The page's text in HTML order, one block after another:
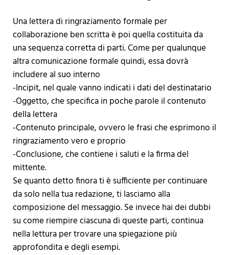
Una lettera di ringraziamento formale per
collaborazione ben scritta è poi quella costituita da
una sequenza corretta di parti. Come per qualunque
altra comunicazione formale quindi, essa dovrà
includere al suo interno
-Incipit, nel quale vanno indicati i dati del destinatario
-Oggetto, che specifica in poche parole il contenuto
della lettera
-Contenuto principale, ovvero le frasi che esprimono il
ringraziamento vero e proprio
-Conclusione, che contiene i saluti e la firma del
mittente.
Se quanto detto finora ti è sufficiente per continuare
da solo nella tua redazione, ti lasciamo alla
composizione del messaggio. Se invece hai dei dubbi
su come riempire ciascuna di queste parti, continua
nella lettura per trovare una spiegazione più
approfondita e degli esempi.